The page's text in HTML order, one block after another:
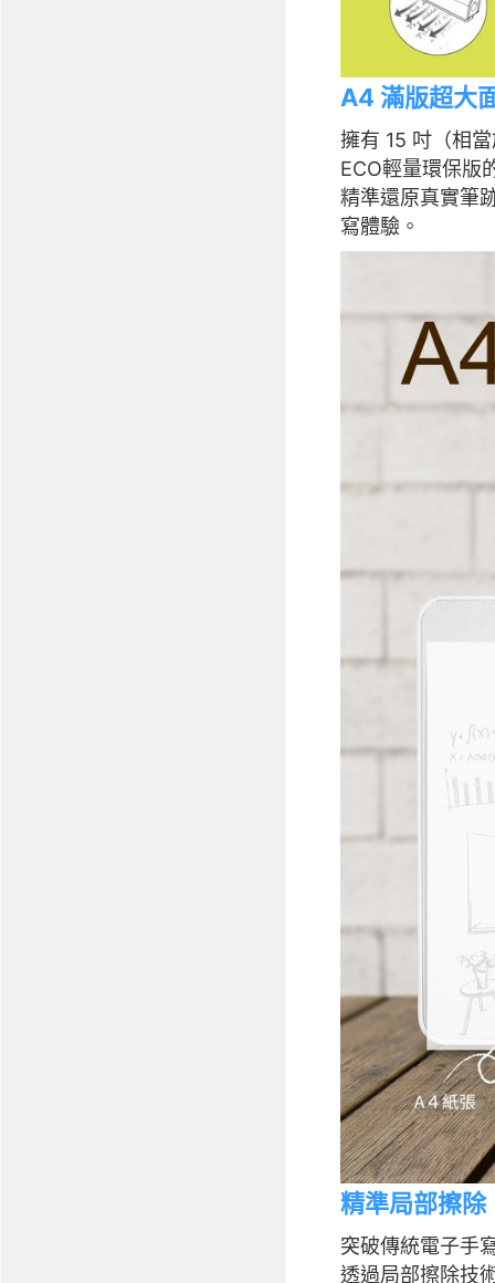
A4 滿版超大
擁有 15 吋（相
ECO輕量環保版
精準還原真實筆
寫體驗。
精準局部擦除
突破傳統電子手
透過局部擦除技